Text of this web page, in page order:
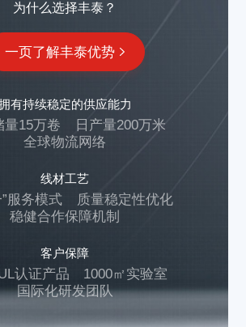
为什么选择丰泰？
一页了解丰泰优势
有持续稳定的供应能力
量15万卷
日产量200万米
全球物流网络
线材工艺
服务模式
质量稳定性优化
稳健合作保障机制
客户保障
认证产品
1000㎡实验室
国际化研发团队